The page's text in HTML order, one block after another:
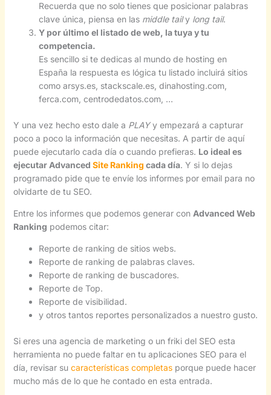
Recuerda que no solo tienes que posicionar palabras
clave única, piensa en las middle taily long tail.
Y por último el listado de web, la tuya y tu
competencia.
Es sencillo si te dedicas al mundo de hosting en
España la respuesta es lógica tu listado incluirá sitios
como arsys.es, stackscale.es, dinahosting.com,
ferca.com, centrodedatos.com, …
Y una vez hecho esto dale a PLAYy empezará a capturar
poco a poco la información que necesitas. A partir de aquí
puede ejecutarlo cada día o cuando prefieras. Lo ideal es
ejecutar Advanced Site Ranking cada día. Y si lo dejas
programado pide que te envíe los informes por email para no
olvidarte de tu SEO.
Entre los informes que podemos generar con Advanced Web
Ranking podemos citar:
Reporte de ranking de sitios webs.
Reporte de ranking de palabras claves.
Reporte de ranking de buscadores.
Reporte de Top.
Reporte de visibilidad.
y otros tantos reportes personalizados a nuestro gusto.
Si eres una agencia de marketing o un friki del SEO esta
herramienta no puede faltar en tu aplicaciones SEO para el
día, revisar su características completasporque puede hacer
mucho más de lo que he contado en esta entrada.